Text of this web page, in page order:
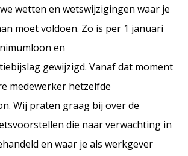
wetten en wetswijzigingen waar je
moet voldoen. Zo is per 1 januari
en
gewijzigd. Vanaf dat moment
medewerker hetzelfde
Wij praten graag bij over de
die naar verwachting in
en waar je als werkgever